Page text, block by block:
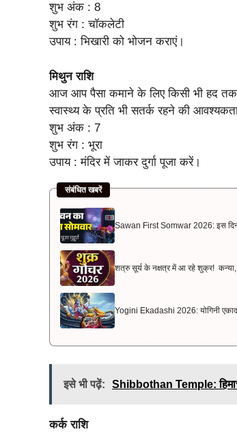
शुभ अंक : 8
शुभ रंग : चॉकलेटी
उपाय : भिखारी को भोजन कराएं।
मिथुन राशि
आज आप पैसा कमाने के लिए किसी भी हद
स्वास्थ्य के प्रति भी सतर्क रहने की
शुभ अंक : 7
शुभ रंग : भूरा
उपाय : मंदिर में जाकर दुर्गा पूजा करें।
संबंधित खबरें
Sawan First Somwar 2026: इस दिन
शत्रु सूर्य के नक्षत्र में आ रहे शुक्र!
Yogini Ekadashi 2026: योगिनी
इसे भी पढ़ें: Shibbothan Temple:
कर्क राशि